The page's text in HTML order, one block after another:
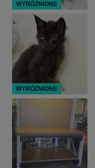
WYRÓŻNIONE
WYRÓŻNIONE